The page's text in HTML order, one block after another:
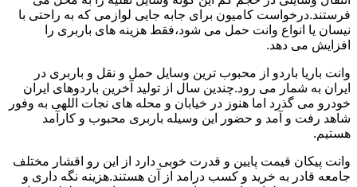
فرستند.درخواست کامیون برای جابه جایی لوازمی که به راحتی با
نیسان یا انواع وانت حمل می شود،فقط هزینه های باربری را
افزایش می دهد.
وانت باریا باردو از محبوب ترین وسایل حمل و نقل و باربری در
ایران به شمار می رود.چندین سال از تولید آخرین باردوهای ایران
خودرو می گذرد اما هنوز در خیابان و محله های نجات اللهی به وفور
شاهد رفت و آمد و حضور این وسیله باربری محبوب و کارآمد
هستیم.
وانت پیکان قیمت پایین و قدرت خوبی دارد از این رو اقشار مختلف
جامعه قادر به خرید و کسب درامد از آن هستند.هزینه نگه داری و